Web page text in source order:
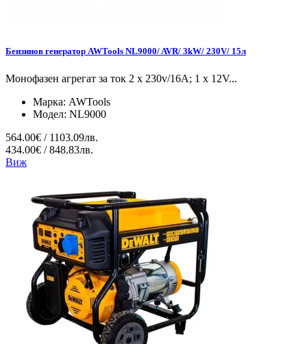
Бензинов генератор AWTools NL9000/ AVR/ 3kW/ 230V/ 15л
Монофазен агрегат за ток 2 x 230v/16A; 1 x 12V...
Марка: AWTools
Модел: NL9000
564.00€ / 1103.09лв.
434.00€ / 848.83лв.
Виж